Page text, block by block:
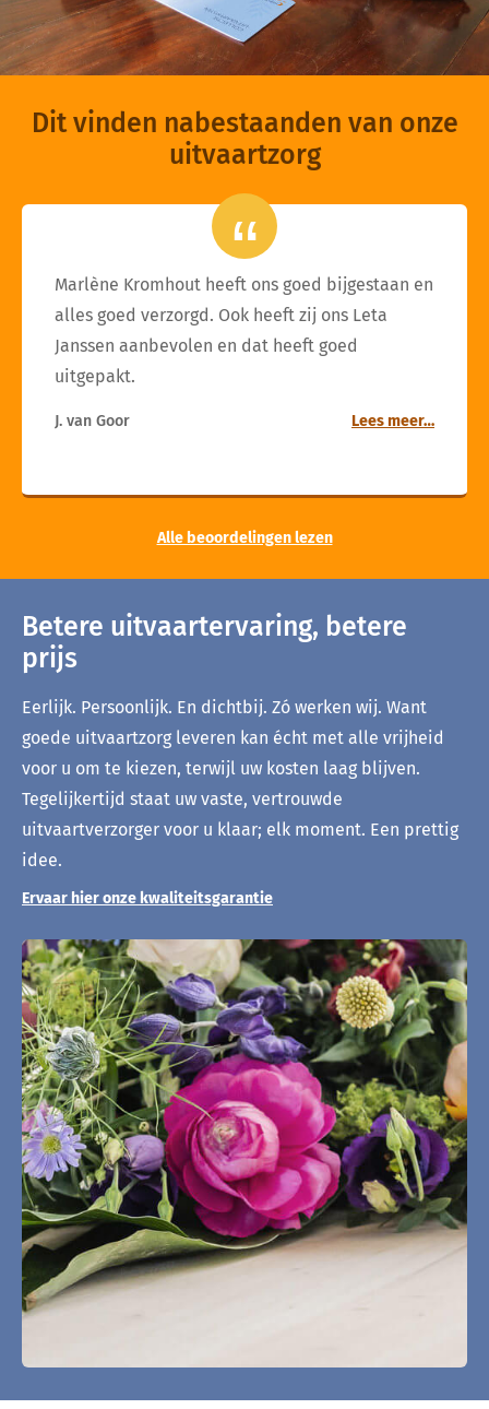
Dit vinden nabestaanden van onze
uitvaartzorg
Marlène Kromhout heeft ons goed bijgestaan en
alles goed verzorgd. Ook heeft zij ons Leta
Janssen aanbevolen en dat heeft goed
uitgepakt.
J. van Goor Lees meer…
Alle beoordelingen lezen
Betere uitvaartervaring, betere
prijs
Eerlijk. Persoonlijk. En dichtbij. Zó werken wij. Want
goede uitvaartzorg leveren kan écht met alle vrijheid
voor u om te kiezen, terwijl uw kosten laag blijven.
Tegelijkertijd staat uw vaste, vertrouwde
uitvaartverzorger voor u klaar; elk moment. Een prettig
idee.
Ervaar hier onze kwaliteitsgarantie